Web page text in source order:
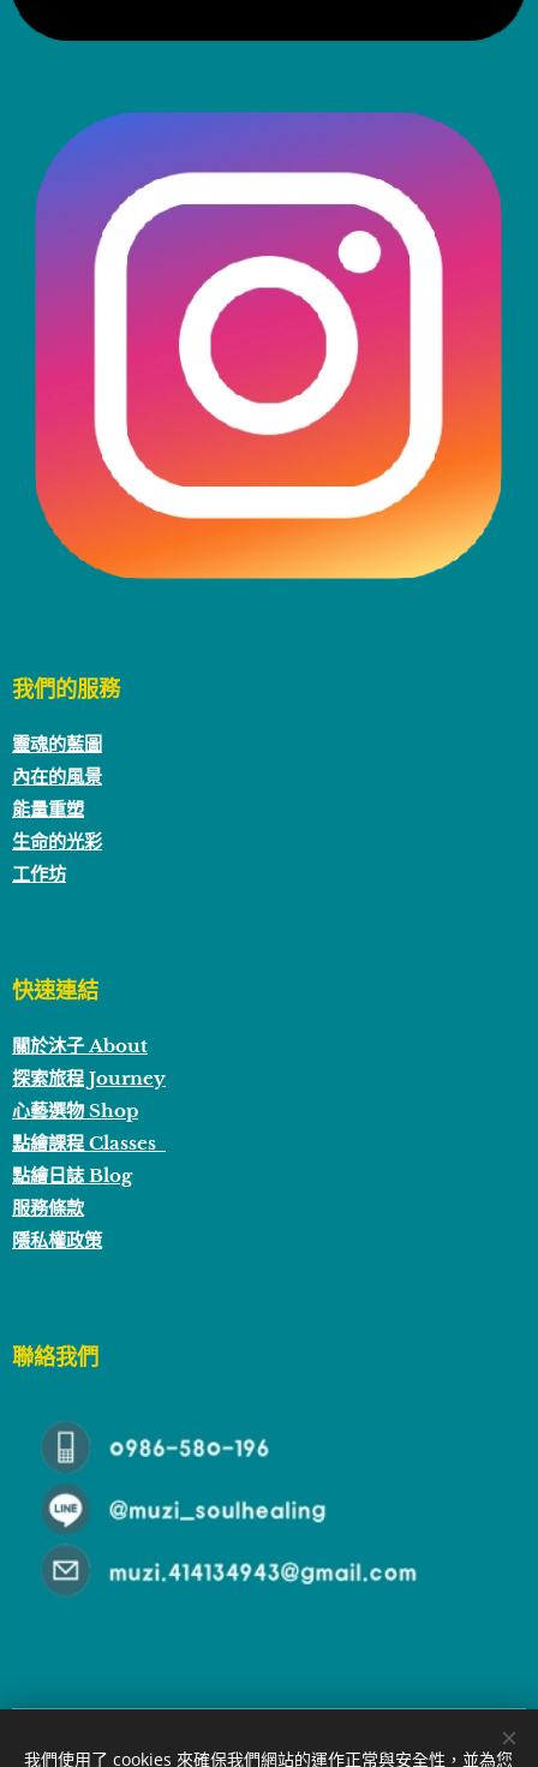
我們的服務
靈魂的藍圖
內在的風景
能量重塑
生命的光彩
工作坊
快速連結
關於沐子 About
探索旅程 Journey
心藝選物 Shop
點繪課程 Classes
點繪日誌 Blog
服務條款
隱私權政策
聯絡我們
Webnode
我們使用了 cookies 來確保我們網站的運作正常與安全性，並為您